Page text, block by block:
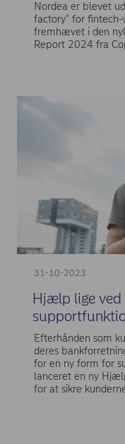
Nordea er blevet
factory" for fintech-
fremhævet i den
Report 2024 fra
31-10-2023
Hjælp lige ved
Efterhånden som
deres
for en ny form for
lanceret en ny
for at sikre